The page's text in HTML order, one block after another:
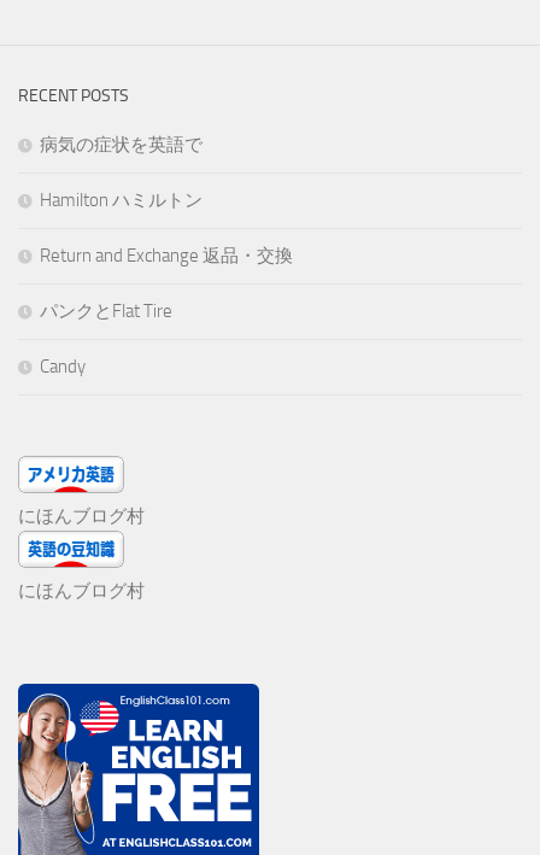
RECENT POSTS
病気の症状を英語で
Hamilton ハミルトン
Return and Exchange 返品・交換
パンクとFlat Tire
Candy
にほんブログ村
にほんブログ村